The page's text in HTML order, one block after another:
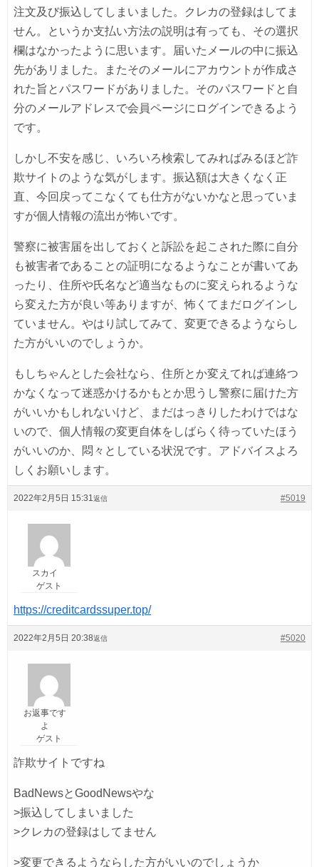
注文及び振込してしまいました。クレカの登録はしてま
せん。というか支払い方法の説明は有っても、その選択
欄はなかったように思います。届いたメールの中に振込
先があリました。またそのメールにアカウントが作成さ
れた旨とパスワードがありました。そのパスワードと自
分のメールアドレスで会員ページにログインできるよう
です。
しかし不安を感じ、いろいろ検索してみればみるほど詐
欺サイトのような気がします。振込額は大きくなく正
直、今回戻ってこなくても仕方がないかなと思っていま
すが個人情報の流出が怖いです。
警察に被害届を出しておくと訴訟を起こされた際に自分
も被害者であることの証明になるようなことが書いてあ
ったり、住所や氏名など適当なものに変えられるような
ら変えた方が良い等ありますが、怖くてまだログインし
ていません。やはり試してみて、変更できるようならし
た方がいいのでしょうか。
もしちゃんとした会社なら、住所とか変えてれば連絡つ
かなくなって迷惑かけるかもとか思うし警察に届けた方
がいいかもしれないけど、まだはっきりしたわけではな
いので、個人情報の変更自体をしばらく待っていたほう
がいいのか、悶々としている状況です。アドバイスよろ
しくお願いします。
2022年2月5日 15:31 #5019
返信
スカイ
ゲスト
https://creditcardssuper.top/
2022年2月5日 20:38 #5020
返信
お返事です
よ
ゲスト
詐欺サイトですね
BadNewsとGoodNewsやな
>振込してしまいました
>クレカの登録はしてません
>変更できるようならした方がいいのでしょうか